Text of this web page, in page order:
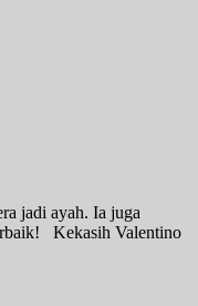
jadi ayah. Ia juga
Kekasih Valentino